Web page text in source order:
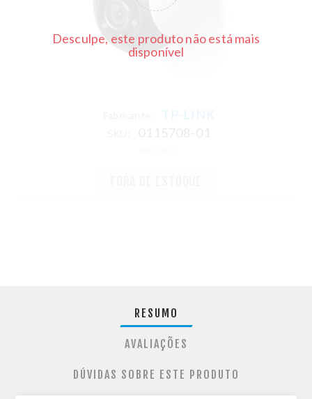
Desculpe, este produto não está mais
disponível
TP-LINK
RESUMO
AVALIAÇÕES
DÚVIDAS SOBRE ESTE PRODUTO